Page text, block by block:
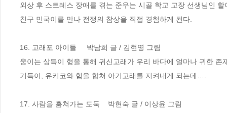
외상 후 스트레스 장애를 겪는 준우는 시골 학교 교장 선생님인
친구 민국이를 만나 전쟁의 참상을 직접 경험하게 된다.
16. 고래포 아이들     박남희 글 / 김현영 그림
웅이는 상득이 형을 통해 귀신고래가 우리 바다에 얼마나 귀한
기득이, 유키코와 힘을 합쳐 아기고래를 지켜내게 되는데….
17. 사람을 훔쳐가는 도둑    박현숙 글 / 이상윤 그림